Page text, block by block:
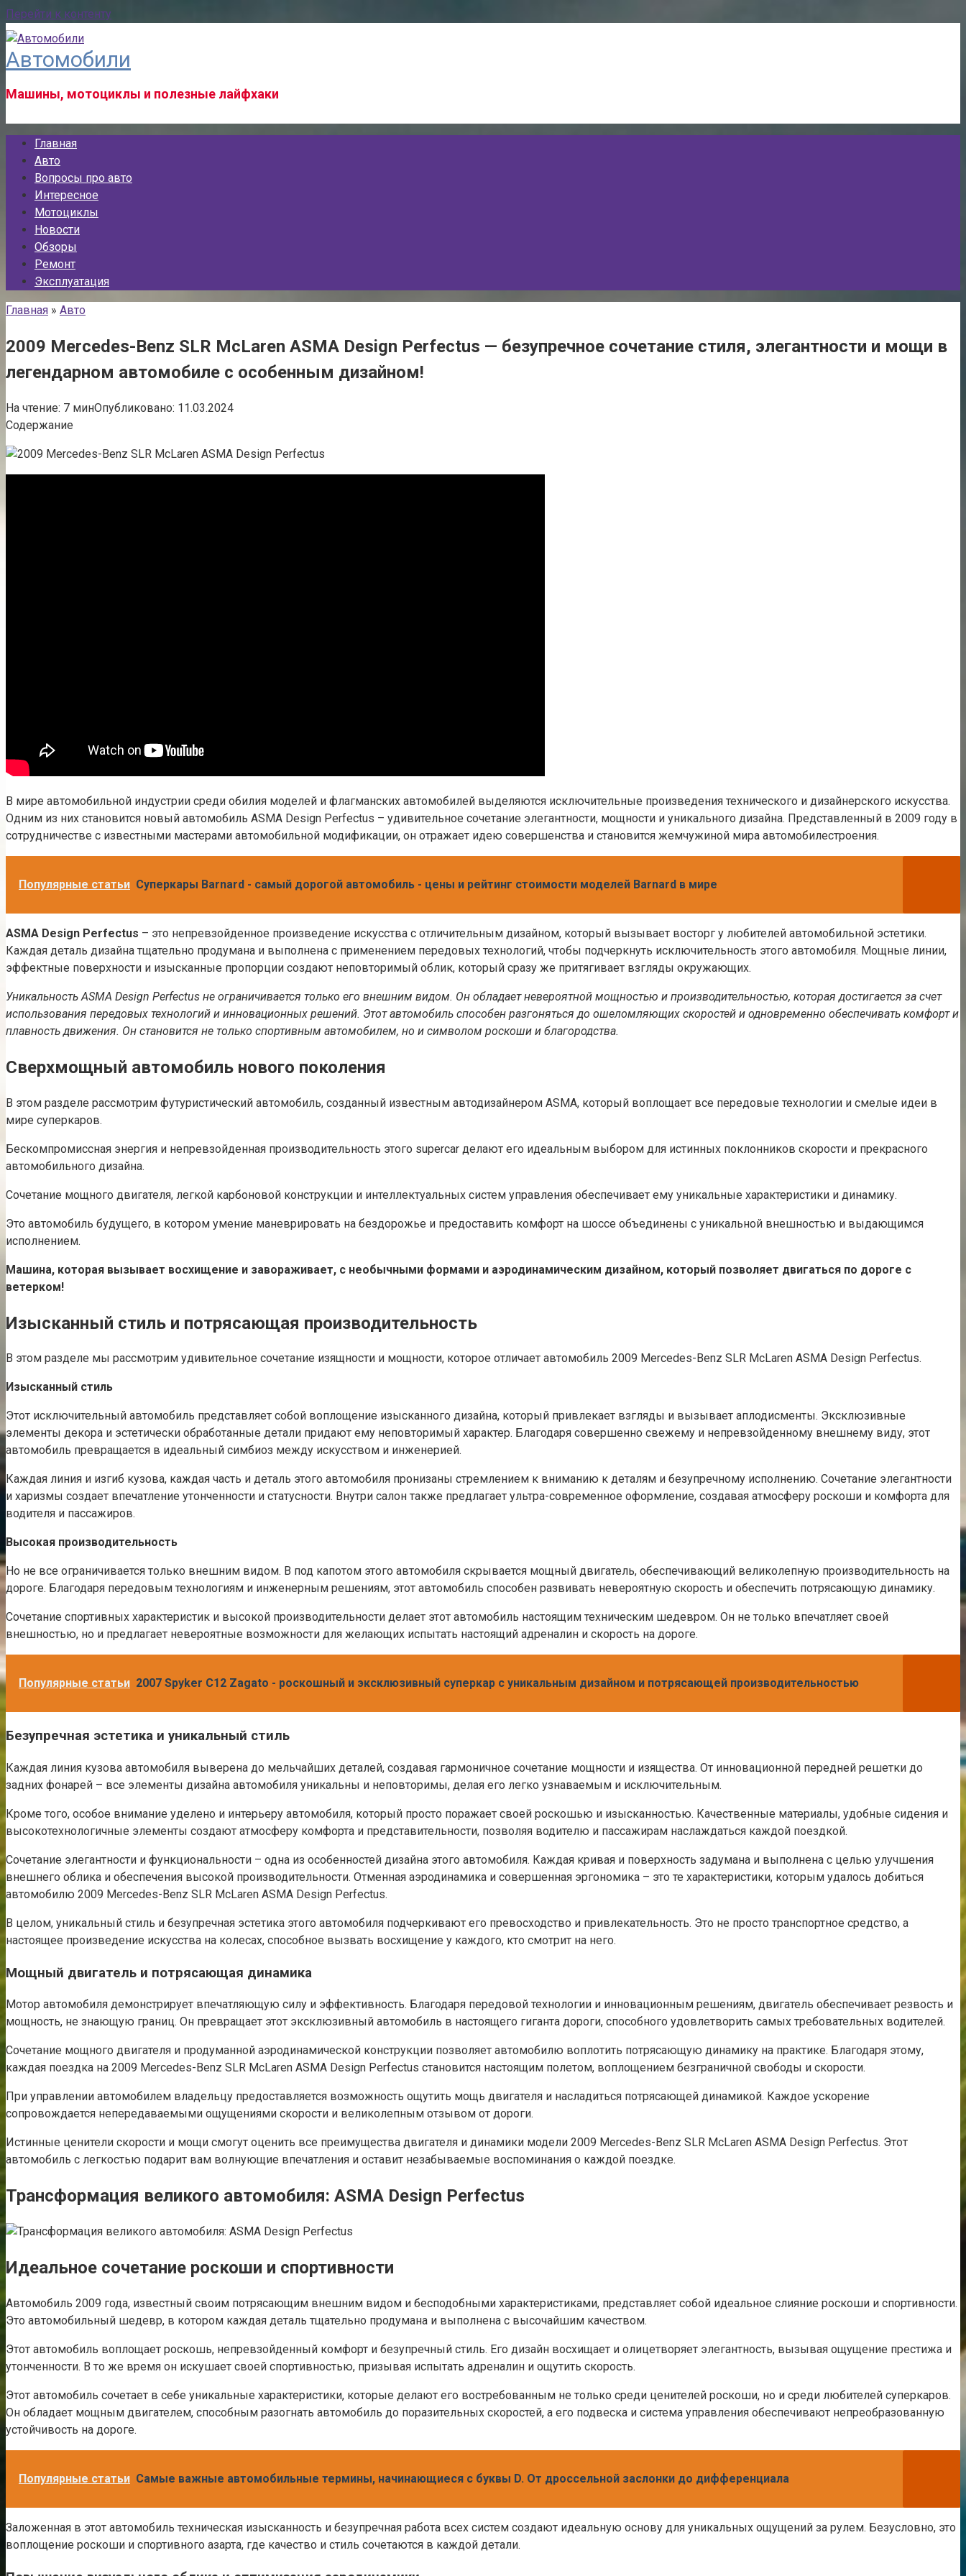
Перейти к контенту
Автомобили
Машины, мотоциклы и полезные лайфхаки
Главная
Авто
Вопросы про авто
Интересное
Мотоциклы
Новости
Обзоры
Ремонт
Эксплуатация
Главная » Авто
2009 Mercedes-Benz SLR McLaren ASMA Design Perfectus — безупречное сочетание стиля, элегантности и мощи в
легендарном автомобиле с особенным дизайном!
На чтение: 7 минОпубликовано: 11.03.2024
Содержание
В мире автомобильной индустрии среди обилия моделей и флагманских автомобилей выделяются исключительные произведения технического и дизайнерского искусства.
Одним из них становится новый автомобиль ASMA Design Perfectus – удивительное сочетание элегантности, мощности и уникального дизайна. Представленный в 2009 году в
сотрудничестве с известными мастерами автомобильной модификации, он отражает идею совершенства и становится жемчужиной мира автомобилестроения.
Популярные статьи Суперкары Barnard - самый дорогой автомобиль - цены и рейтинг стоимости моделей Barnard в мире
ASMA Design Perfectus – это непревзойденное произведение искусства с отличительным дизайном, который вызывает восторг у любителей автомобильной эстетики.
Каждая деталь дизайна тщательно продумана и выполнена с применением передовых технологий, чтобы подчеркнуть исключительность этого автомобиля. Мощные линии,
эффектные поверхности и изысканные пропорции создают неповторимый облик, который сразу же притягивает взгляды окружающих.
Уникальность ASMA Design Perfectus не ограничивается только его внешним видом. Он обладает невероятной мощностью и производительностью, которая достигается за счет
использования передовых технологий и инновационных решений. Этот автомобиль способен разгоняться до ошеломляющих скоростей и одновременно обеспечивать комфорт и
плавность движения. Он становится не только спортивным автомобилем, но и символом роскоши и благородства.
Сверхмощный автомобиль нового поколения
В этом разделе рассмотрим футуристический автомобиль, созданный известным автодизайнером ASMA, который воплощает все передовые технологии и смелые идеи в
мире суперкаров.
Бескомпромиссная энергия и непревзойденная производительность этого supercar делают его идеальным выбором для истинных поклонников скорости и прекрасного
автомобильного дизайна.
Сочетание мощного двигателя, легкой карбоновой конструкции и интеллектуальных систем управления обеспечивает ему уникальные характеристики и динамику.
Это автомобиль будущего, в котором умение маневрировать на бездорожье и предоставить комфорт на шоссе объединены с уникальной внешностью и выдающимся
исполнением.
Машина, которая вызывает восхищение и завораживает, с необычными формами и аэродинамическим дизайном, который позволяет двигаться по дороге с
ветерком!
Изысканный стиль и потрясающая производительность
В этом разделе мы рассмотрим удивительное сочетание изящности и мощности, которое отличает автомобиль 2009 Mercedes-Benz SLR McLaren ASMA Design Perfectus.
Изысканный стиль
Этот исключительный автомобиль представляет собой воплощение изысканного дизайна, который привлекает взгляды и вызывает аплодисменты. Эксклюзивные
элементы декора и эстетически обработанные детали придают ему неповторимый характер. Благодаря совершенно свежему и непревзойденному внешнему виду, этот
автомобиль превращается в идеальный симбиоз между искусством и инженерией.
Каждая линия и изгиб кузова, каждая часть и деталь этого автомобиля пронизаны стремлением к вниманию к деталям и безупречному исполнению. Сочетание элегантности
и харизмы создает впечатление утонченности и статусности. Внутри салон также предлагает ультра-современное оформление, создавая атмосферу роскоши и комфорта для
водителя и пассажиров.
Высокая производительность
Но не все ограничивается только внешним видом. В под капотом этого автомобиля скрывается мощный двигатель, обеспечивающий великолепную производительность на
дороге. Благодаря передовым технологиям и инженерным решениям, этот автомобиль способен развивать невероятную скорость и обеспечить потрясающую динамику.
Сочетание спортивных характеристик и высокой производительности делает этот автомобиль настоящим техническим шедевром. Он не только впечатляет своей
внешностью, но и предлагает невероятные возможности для желающих испытать настоящий адреналин и скорость на дороге.
Популярные статьи 2007 Spyker C12 Zagato - роскошный и эксклюзивный суперкар с уникальным дизайном и потрясающей производительностью
Безупречная эстетика и уникальный стиль
Каждая линия кузова автомобиля выверена до мельчайших деталей, создавая гармоничное сочетание мощности и изящества. От инновационной передней решетки до
задних фонарей – все элементы дизайна автомобиля уникальны и неповторимы, делая его легко узнаваемым и исключительным.
Кроме того, особое внимание уделено и интерьеру автомобиля, который просто поражает своей роскошью и изысканностью. Качественные материалы, удобные сидения и
высокотехнологичные элементы создают атмосферу комфорта и представительности, позволяя водителю и пассажирам наслаждаться каждой поездкой.
Сочетание элегантности и функциональности – одна из особенностей дизайна этого автомобиля. Каждая кривая и поверхность задумана и выполнена с целью улучшения
внешнего облика и обеспечения высокой производительности. Отменная аэродинамика и совершенная эргономика – это те характеристики, которым удалось добиться
автомобилю 2009 Mercedes-Benz SLR McLaren ASMA Design Perfectus.
В целом, уникальный стиль и безупречная эстетика этого автомобиля подчеркивают его превосходство и привлекательность. Это не просто транспортное средство, а
настоящее произведение искусства на колесах, способное вызвать восхищение у каждого, кто смотрит на него.
Мощный двигатель и потрясающая динамика
Мотор автомобиля демонстрирует впечатляющую силу и эффективность. Благодаря передовой технологии и инновационным решениям, двигатель обеспечивает резвость и
мощность, не знающую границ. Он превращает этот эксклюзивный автомобиль в настоящего гиганта дороги, способного удовлетворить самых требовательных водителей.
Сочетание мощного двигателя и продуманной аэродинамической конструкции позволяет автомобилю воплотить потрясающую динамику на практике. Благодаря этому,
каждая поездка на 2009 Mercedes-Benz SLR McLaren ASMA Design Perfectus становится настоящим полетом, воплощением безграничной свободы и скорости.
При управлении автомобилем владельцу предоставляется возможность ощутить мощь двигателя и насладиться потрясающей динамикой. Каждое ускорение
сопровождается непередаваемыми ощущениями скорости и великолепным отзывом от дороги.
Истинные ценители скорости и мощи смогут оценить все преимущества двигателя и динамики модели 2009 Mercedes-Benz SLR McLaren ASMA Design Perfectus. Этот
автомобиль с легкостью подарит вам волнующие впечатления и оставит незабываемые воспоминания о каждой поездке.
Трансформация великого автомобиля: ASMA Design Perfectus
Идеальное сочетание роскоши и спортивности
Автомобиль 2009 года, известный своим потрясающим внешним видом и бесподобными характеристиками, представляет собой идеальное слияние роскоши и спортивности.
Это автомобильный шедевр, в котором каждая деталь тщательно продумана и выполнена с высочайшим качеством.
Этот автомобиль воплощает роскошь, непревзойденный комфорт и безупречный стиль. Его дизайн восхищает и олицетворяет элегантность, вызывая ощущение престижа и
утонченности. В то же время он искушает своей спортивностью, призывая испытать адреналин и ощутить скорость.
Этот автомобиль сочетает в себе уникальные характеристики, которые делают его востребованным не только среди ценителей роскоши, но и среди любителей суперкаров.
Он обладает мощным двигателем, способным разогнать автомобиль до поразительных скоростей, а его подвеска и система управления обеспечивают непреобразованную
устойчивость на дороге.
Популярные статьи Самые важные автомобильные термины, начинающиеся с буквы D. От дроссельной заслонки до дифференциала
Заложенная в этот автомобиль техническая изысканность и безупречная работа всех систем создают идеальную основу для уникальных ощущений за рулем. Безусловно, это
воплощение роскоши и спортивного азарта, где качество и стиль сочетаются в каждой детали.